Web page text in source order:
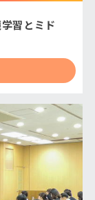
習とミド